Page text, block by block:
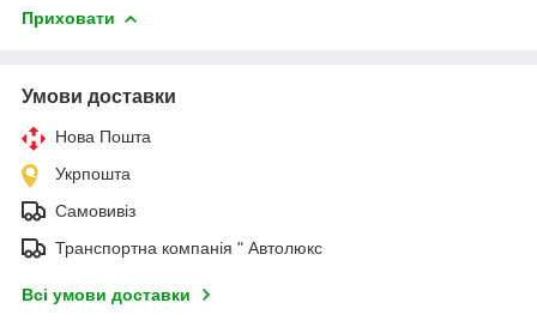
Приховати
Умови доставки
Нова Пошта
Укрпошта
Самовивіз
Транспортна компанія " Автолюкс
Всі умови доставки